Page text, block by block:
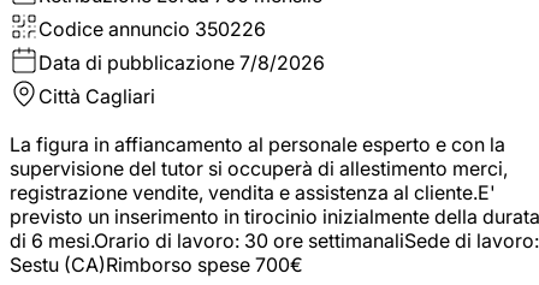
Codice annuncio 350226
Data di pubblicazione 7/8/2026
Città Cagliari
La figura in affiancamento al personale esperto e con la
supervisione del tutor si occuperà di allestimento merci,
registrazione vendite, vendita e assistenza al cliente.E'
previsto un inserimento in tirocinio inizialmente della durata
di 6 mesi.Orario di lavoro: 30 ore settimanaliSede di lavoro:
Sestu (CA)Rimborso spese 700€